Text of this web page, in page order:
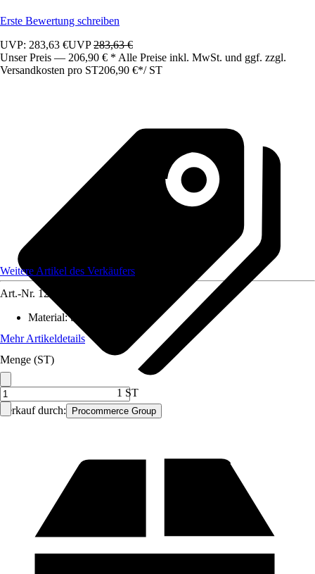
Erste Bewertung schreiben
UVP: 283,63 €UVP283,63 €
Unser Preis — 206,90 € * Alle Preise inkl. MwSt. und ggf. zzgl.
Versandkosten pro ST206,90 €*/ ST
Verkauf durch: Procommerce Group
Weitere Artikel des Verkäufers
Art.-Nr. 12244779
Material:Stahl
Mehr Artikeldetails
Menge (ST)
1 ST